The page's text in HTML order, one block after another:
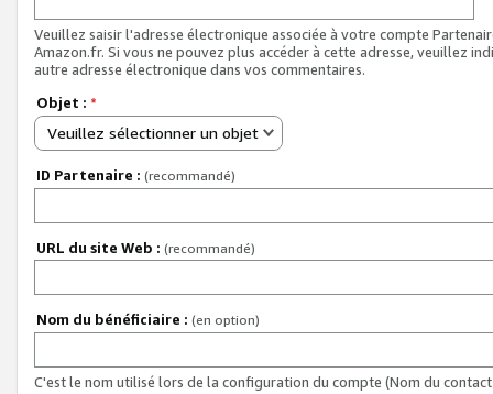
Veuillez saisir l'adresse électronique associée à votre compte
Amazon.fr. Si vous ne pouvez plus accéder à cette adresse, veuillez
autre adresse électronique dans vos commentaires.
Objet : *
Veuillez sélectionner un objet
ID Partenaire : (recommandé)
URL du site Web : (recommandé)
Nom du bénéficiaire : (en option)
C'est le nom utilisé lors de la configuration du compte (Nom du